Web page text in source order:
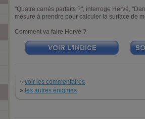
"Quatre carrés parfaits ?", interroge Hervé,
mesure à prendre pour calculer la surface de
Comment va faire Hervé ?
» voir les commentaires
» les autres énigmes